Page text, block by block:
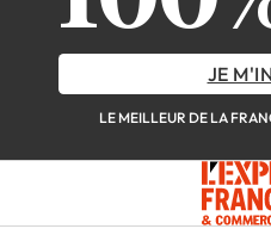
JE
LE MEILLEUR DE LA